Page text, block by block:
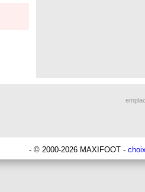
- © 2000-2026 MAXIFOOT -